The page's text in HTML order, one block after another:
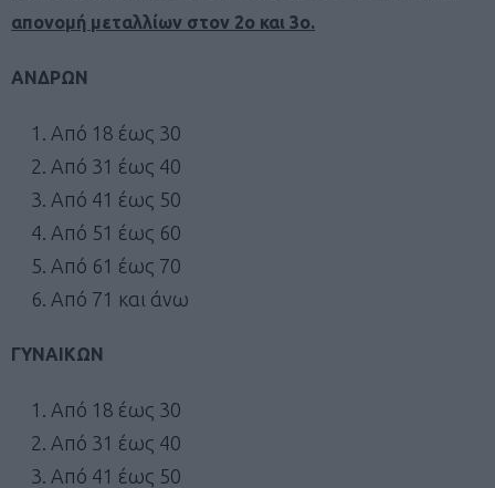
απονομή μεταλλίων στον 2ο και 3ο.
ΑΝΔΡΩΝ
Από 18 έως 30
Από 31 έως 40
Από 41 έως 50
Από 51 έως 60
Από 61 έως 70
Από 71 και άνω
ΓΥΝΑΙΚΩΝ
Από 18 έως 30
Από 31 έως 40
Από 41 έως 50